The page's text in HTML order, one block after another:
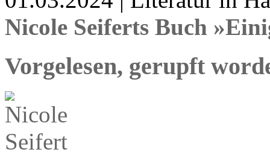
Nicole Seiferts Buch
Vorgelesen, gerupft